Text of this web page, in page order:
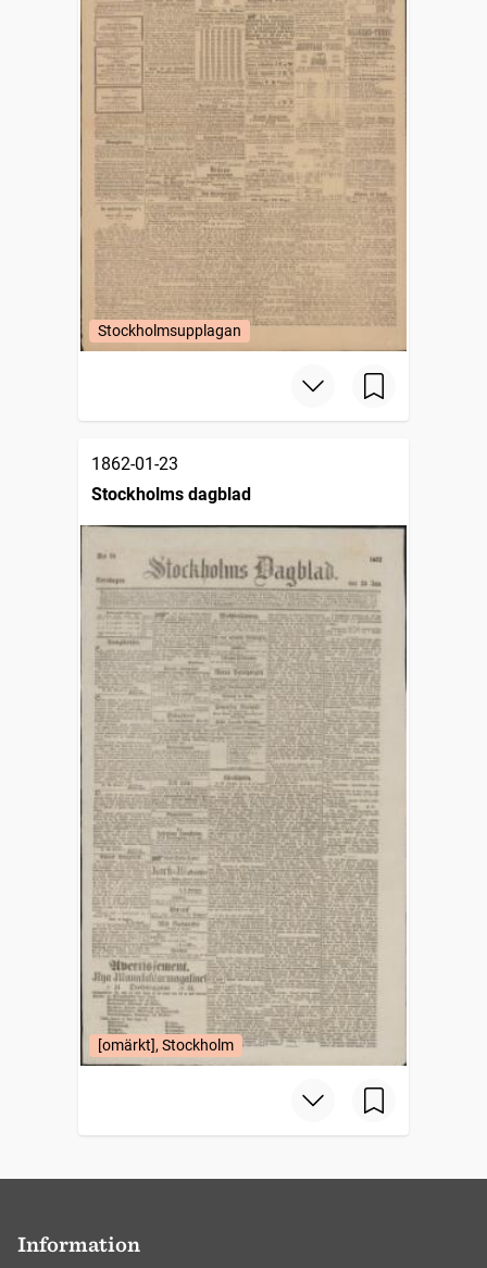
Stockholmsupplagan
1862-01-23
Stockholms dagblad
[omärkt], Stockholm
Information